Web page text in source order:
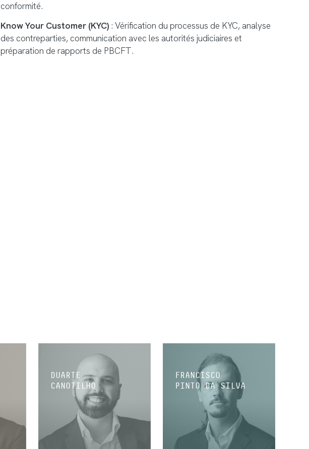
conformité.
Know Your Customer (KYC) : Vérification du processus de KYC, analyse
des contreparties, communication avec les autorités judiciaires et
préparation de rapports de PBCFT.
DUARTE
CANOTILHO
FRANCISCO
PINTO DA SILVA